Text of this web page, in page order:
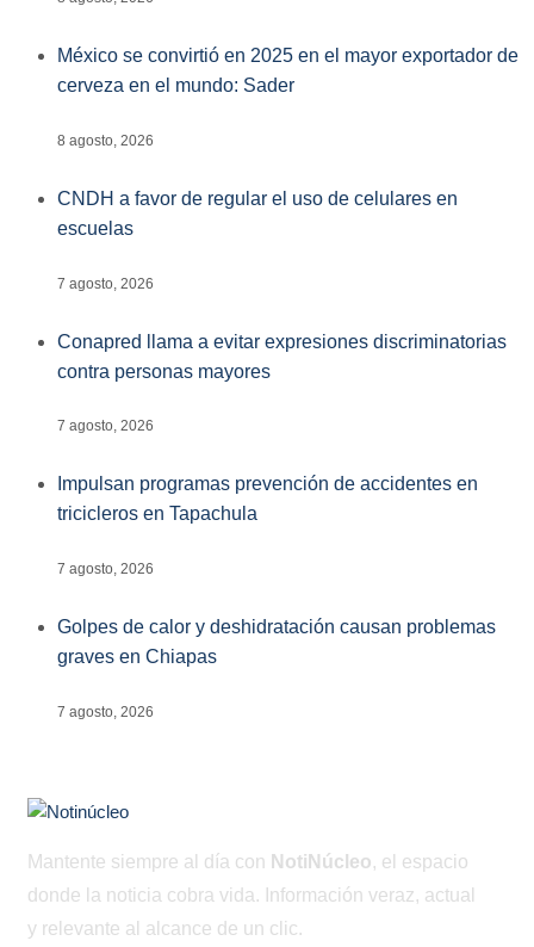
México se convirtió en 2025 en el mayor exportador de
cerveza en el mundo: Sader
8 agosto, 2026
CNDH a favor de regular el uso de celulares en
escuelas
7 agosto, 2026
Conapred llama a evitar expresiones discriminatorias
contra personas mayores
7 agosto, 2026
Impulsan programas prevención de accidentes en
tricicleros en Tapachula
7 agosto, 2026
Golpes de calor y deshidratación causan problemas
graves en Chiapas
7 agosto, 2026
Mantente siempre al día con NotiNúcleo, el espacio
donde la noticia cobra vida. Información veraz, actual
y relevante al alcance de un clic.